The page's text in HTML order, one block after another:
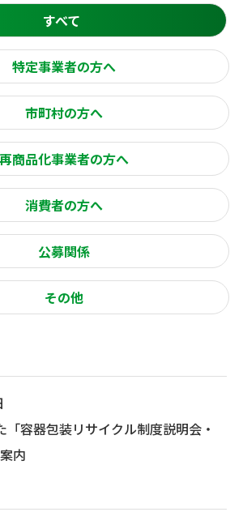
すべて
特定事業者の方へ
市町村の方へ
再商品化事業者の方へ
消費者の方へ
公募関係
その他
容器包装リサイクル制度説明会・
内